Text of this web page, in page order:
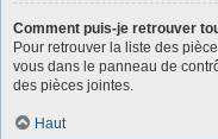
Comment puis-je retrouver
Pour retrouver la liste des
vous dans le panneau de
des pièces jointes.
Haut